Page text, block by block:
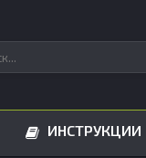
ИНСТРУКЦИИ